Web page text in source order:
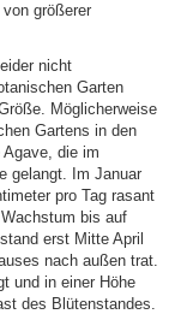
größerer
nicht
Garten
Möglicherweise
Gartens in den
die im
gelangt. Im Januar
pro Tag rasant
bis auf
erst Mitte April
nach außen trat.
und in einer Höhe
des Blütenstandes.